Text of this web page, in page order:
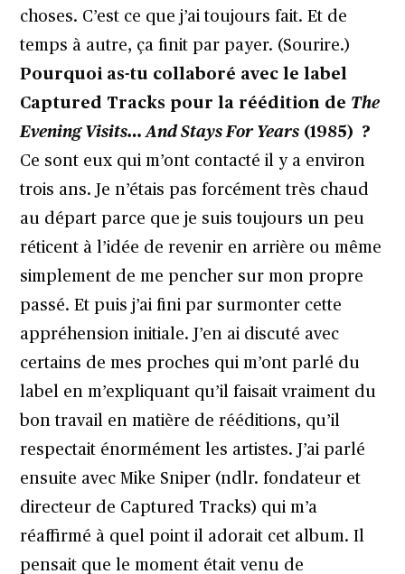
choses. C’est ce que j’ai toujours fait. Et de
temps à autre, ça finit par payer. (Sourire.)
Pourquoi as-tu collaboré avec le label
Captured Tracks pour la réédition de The
Evening Visits… And Stays For Years (1985) ?
Ce sont eux qui m’ont contacté il y a environ
trois ans. Je n’étais pas forcément très chaud
au départ parce que je suis toujours un peu
réticent à l’idée de revenir en arrière ou même
simplement de me pencher sur mon propre
passé. Et puis j’ai fini par surmonter cette
appréhension initiale. J’en ai discuté avec
certains de mes proches qui m’ont parlé du
label en m’expliquant qu’il faisait vraiment du
bon travail en matière de rééditions, qu’il
respectait énormément les artistes. J’ai parlé
ensuite avec Mike Sniper (ndlr. fondateur et
directeur de Captured Tracks) qui m’a
réaffirmé à quel point il adorait cet album. Il
pensait que le moment était venu de